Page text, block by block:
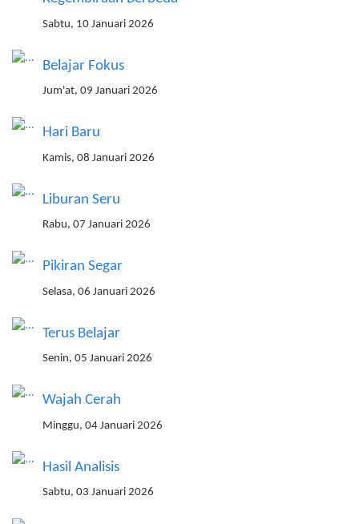
Sabtu, 10 Januari 2026
Belajar Fokus
Jum'at, 09 Januari 2026
Hari Baru
Kamis, 08 Januari 2026
Liburan Seru
Rabu, 07 Januari 2026
Pikiran Segar
Selasa, 06 Januari 2026
Terus Belajar
Senin, 05 Januari 2026
Wajah Cerah
Minggu, 04 Januari 2026
Hasil Analisis
Sabtu, 03 Januari 2026